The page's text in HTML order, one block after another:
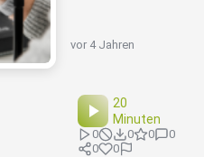
vor 4 Jahren
20
Minuten
0 0 0
0
0
0